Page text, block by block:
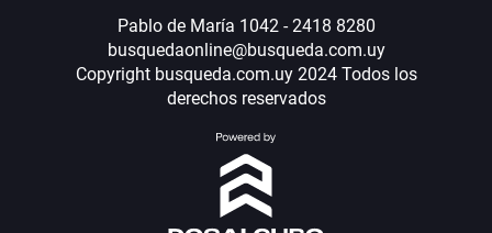
Pablo de María 1042 - 2418 8280
busquedaonline@busqueda.com.uy
Copyright busqueda.com.uy 2024 Todos los
derechos reservados